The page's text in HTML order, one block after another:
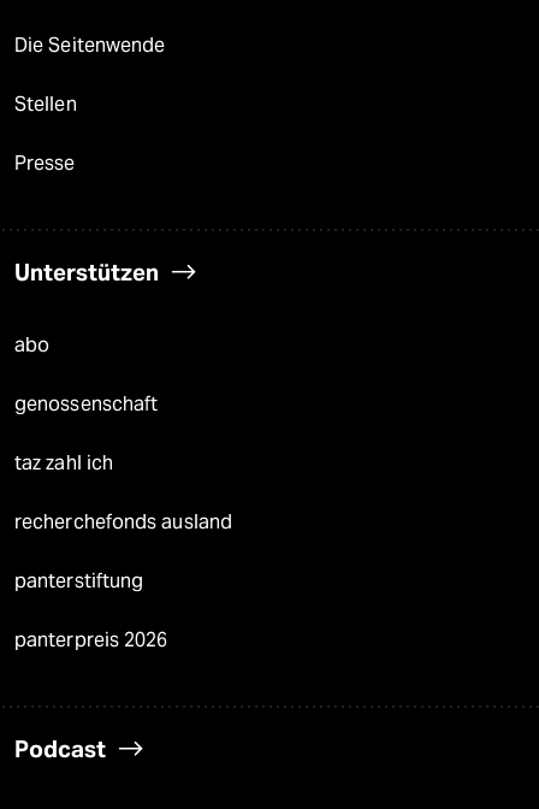
Die Seitenwende
Stellen
Presse
Unterstützen
abo
genossenschaft
taz zahl ich
recherchefonds ausland
panterstiftung
panterpreis 2026
Podcast